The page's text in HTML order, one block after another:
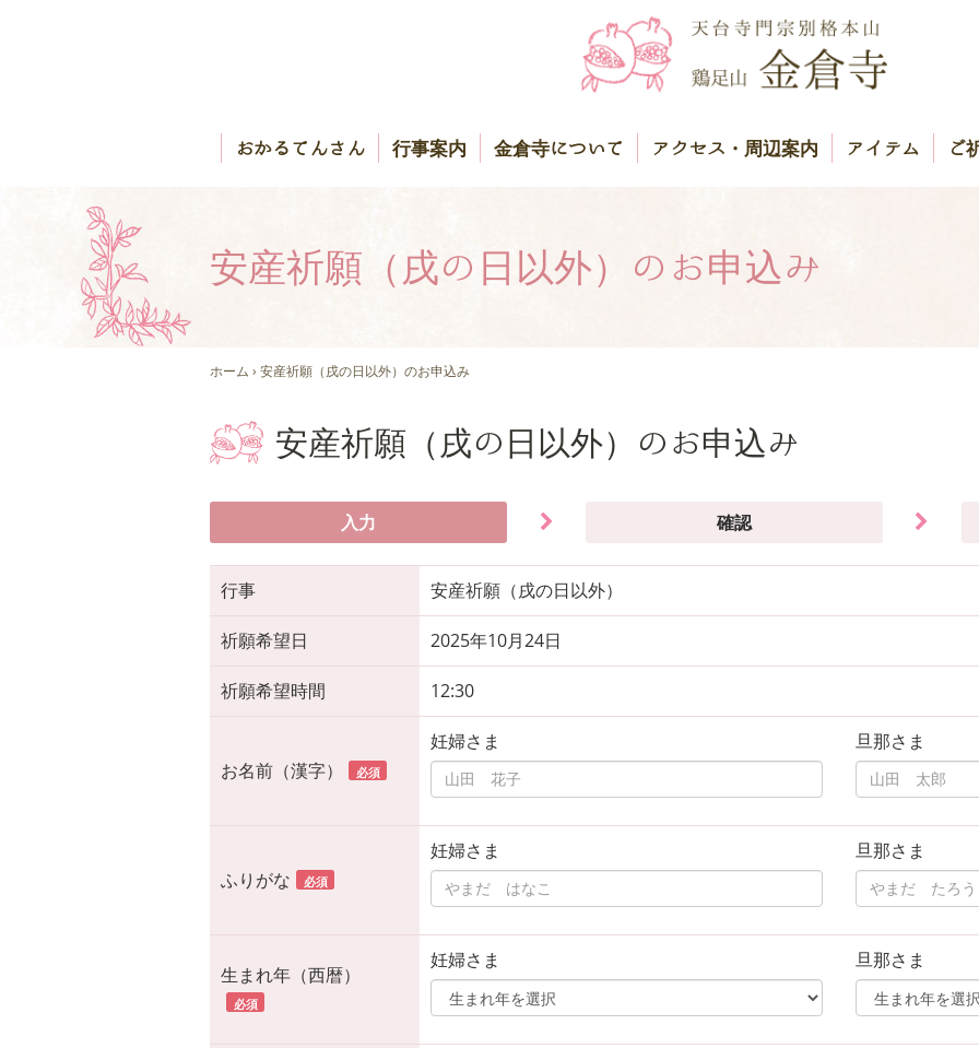
おかるてんさん 行事案内 金倉寺について アクセス・周辺案内 アイテム ご
安産祈願（戌の日以外）のお申込み
ホーム › 安産祈願（戌の日以外）のお申込み
安産祈願（戌の日以外）のお申込み
入力 確認
行事 安産祈願（戌の日以外）
祈願希望日 2025年10月24日
祈願希望時間 12:30
お名前（漢字） 必須
妊婦さま 旦那さま
ふりがな 必須
妊婦さま 旦那さま
生まれ年（西暦）
必須
妊婦さま 旦那さま